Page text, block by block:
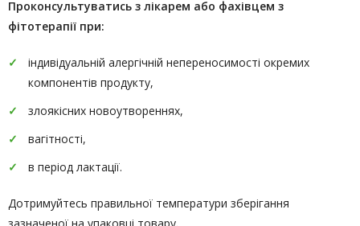
Проконсультуватись з лікарем або фахівцем з
фітотерапії при:
індивідуальній алергічній непереносимості окремих
компонентів продукту,
злоякісних новоутвореннях,
вагітності,
в період лактації.
Дотримуйтесь правильної температури зберігання